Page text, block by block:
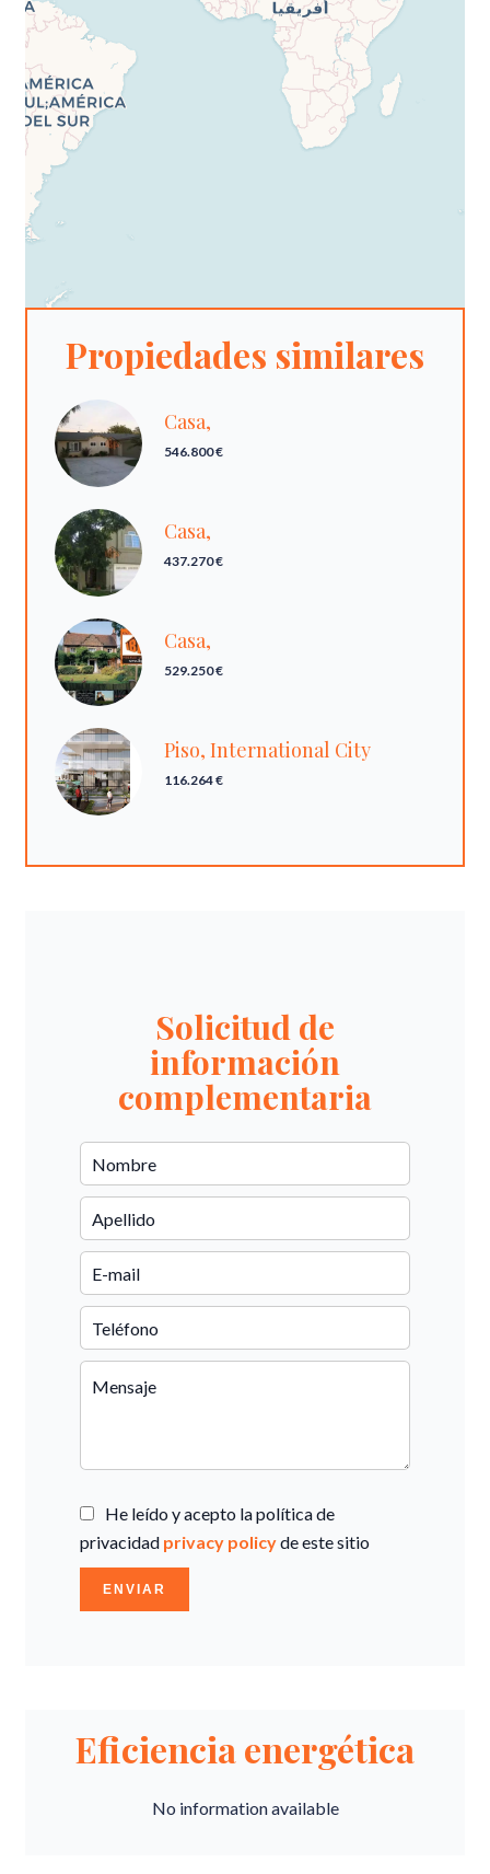
Propiedades similares
Casa,
546.800 €
Casa,
437.270 €
Casa,
529.250 €
Piso, International City
116.264 €
Solicitud de
información
complementaria
He leído y acepto la política de
privacidad privacy policyde este sitio
ENVIAR
Eficiencia energética
No information available